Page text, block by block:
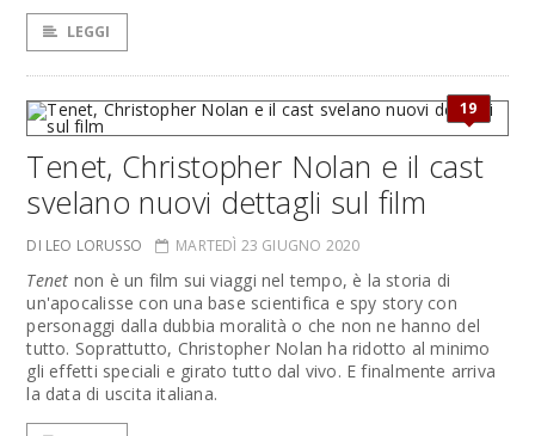
LEGGI
19
Tenet, Christopher Nolan e il cast
svelano nuovi dettagli sul film
DI LEO LORUSSO MARTEDÌ 23 GIUGNO 2020
Tenet non è un film sui viaggi nel tempo, è la storia di
un'apocalisse con una base scientifica e spy story con
personaggi dalla dubbia moralità o che non ne hanno del
tutto. Soprattutto, Christopher Nolan ha ridotto al minimo
gli effetti speciali e girato tutto dal vivo. E finalmente arriva
la data di uscita italiana.